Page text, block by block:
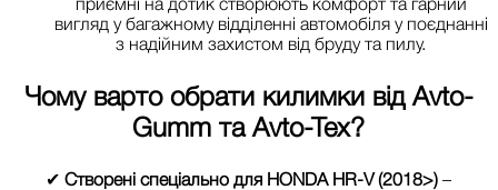
вигляд у багажному відділенні автомобіля у поєднанні
з надійним захистом від бруду та пилу.
Чому варто обрати килимки від Avto-
Gumm та Avto-Tex?
✔Створені спеціально для HONDA HR-V (2018>) –